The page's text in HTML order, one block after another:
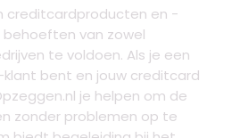
creditcardproducten en -
van zowel
te voldoen. Als je een
bent en jouw creditcard
je helpen om de
zonder problemen op te